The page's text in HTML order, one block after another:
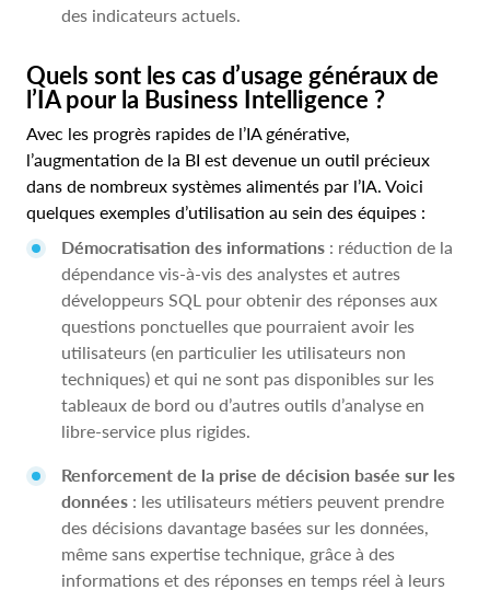
des indicateurs actuels.
Quels sont les cas d’usage généraux de
l’IA pour la Business Intelligence ?
Avec les progrès rapides de l’IA générative,
l’augmentation de la BI est devenue un outil précieux
dans de nombreux systèmes alimentés par l’IA. Voici
quelques exemples d’utilisation au sein des équipes :
Démocratisation des informations : réduction de la
dépendance vis-à-vis des analystes et autres
développeurs SQL pour obtenir des réponses aux
questions ponctuelles que pourraient avoir les
utilisateurs (en particulier les utilisateurs non
techniques) et qui ne sont pas disponibles sur les
tableaux de bord ou d’autres outils d’analyse en
libre-service plus rigides.
Renforcement de la prise de décision basée sur les
données : les utilisateurs métiers peuvent prendre
des décisions davantage basées sur les données,
même sans expertise technique, grâce à des
informations et des réponses en temps réel à leurs